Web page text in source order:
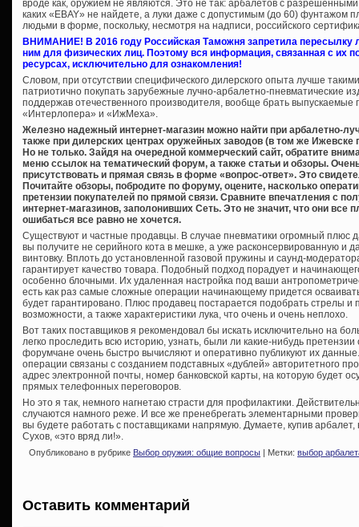
вроде как, оружием не являются. Это не так: арбалетов с
каких «EBAY» не найдете, а луки даже с допустимым (до 60) фунтажом
людьми в форме, поскольку, несмотря на надписи, российского
ВНИМАНИЕ! В 2016 году Российская Таможня запретила пересылку
ним для физических лиц. Поэтому вся информация, связанная с их
ресурсах, исключительно для ознакомления!
Словом, при отсутствии специфического дилерского опыта лучше
патриотично покупать зарубежные лучно-арбалетно-пневматические
поддержав отечественного производителя, вообще брать
«Интерлопера» и «ИжМеха».
Железно надежный интернет-магазин можно найти при арбалетно-
также при дилерских центрах оружейных заводов (в том же
Но не только. Зайдя на очередной коммерческий сайт, обратите
меню ссылок на тематический форум, а также статьи и обзоры.
присутствовать и прямая связь в форме «вопрос-ответ». Это
Почитайте обзоры, побродите по форуму, оцените, насколько
претензии покупателей по прямой связи. Сравните впечатления с
интернет-магазинов, заполонивших Сеть. Это не значит, что они все
ошибаться все равно не хочется.
Существуют и частные продавцы. В случае пневматики огромный плюс
вы получите не серийного кота в мешке, а уже расконсервированную
винтовку. Вплоть до установленной газовой пружины и саунд-
гарантирует качество товара. Подобный подход порадует и
особенно блочными. Их удаленная настройка под ваши
есть как раз самые сложные операции начинающему придется
будет гарантировано. Плюс продавец постарается подобрать стрелы
возможности, а также характеристики лука, что очень и очень неплохо.
Вот таких поставщиков я рекомендовал бы искать исключительно на
легко проследить всю историю, узнать, были ли какие-нибудь
форумчане очень быстро вычисляют и оперативно публикуют их
операции связаны с созданием подставных «дублей» авторитетного
адрес электронной почты, номер банковской карты, на которую будет
прямых телефонных переговоров.
Но это я так, немного нагнетаю страсти для профилактики.
случаются намного реже. И все же пренебрегать элементарными
вы будете работать с поставщиками напрямую. Думаете, купив арбалет,
Сухов, «это вряд ли!».
Опубликовано в рубрике Выбор оружия: общие вопросы | Метки: выбор
Оставить комментарий